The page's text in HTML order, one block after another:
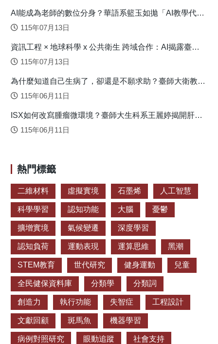
AI能成為老師的數位分身？華語系籃玉如拋「AI教學代理
人」新模式
115年07月13日
資訊工程 × 地球科學 x 公共衛生 跨域合作：AI揭露臺灣
心血管疾病高風險環境型態
115年07月13日
為什麼知道自己生病了，卻還是不願求助？臺師大衛教系
連盈如揭心理健康求助關鍵
115年06月11日
ISX如何改寫腫瘤微環境？臺師大生科系王麗婷揭開肝癌
免疫逃脫機制
115年06月11日
熱門標籤
二維材料 虛擬實境 石墨烯 人工智慧
科學學習 認知功能 大腦 憂鬱
擴增實境 氣候變遷 深度學習
認知負荷 運動表現 運算思維 黑潮
STEM教育 世代研究 健身運動 兒童
全民健保資料庫 分類學 分類詞
創造力 執行功能 失智症 工程設計
文獻回顧 斑馬魚 機器學習
病例對照研究 眼動追蹤 社會支持